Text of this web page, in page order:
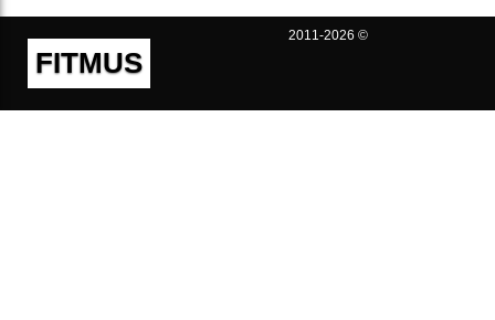
FITMUS
2011-2026 ©